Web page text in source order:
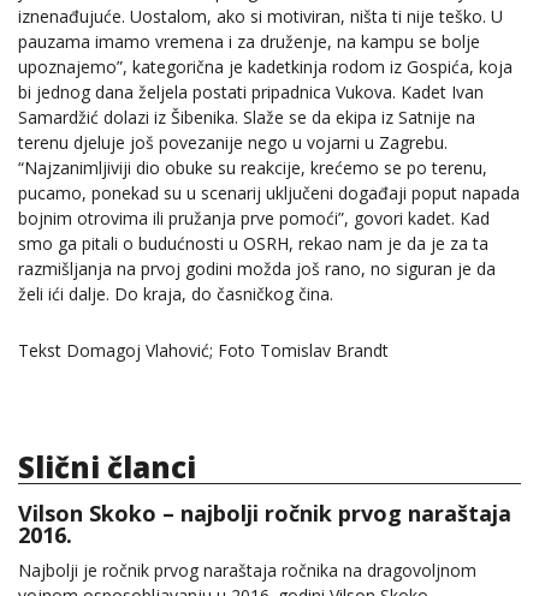
iznenađujuće. Uostalom, ako si motiviran, ništa ti nije teško. U
pauzama imamo vremena i za druženje, na kampu se bolje
upoznajemo”, kategorična je kadetkinja rodom iz Gospića, koja
bi jednog dana željela postati pripadnica Vukova. Kadet Ivan
Samardžić dolazi iz Šibenika. Slaže se da ekipa iz Satnije na
terenu djeluje još povezanije nego u vojarni u Zagrebu.
“Najzanimljiviji dio obuke su reakcije, krećemo se po terenu,
pucamo, ponekad su u scenarij uključeni događaji poput napada
bojnim otrovima ili pružanja prve pomoći”, govori kadet. Kad
smo ga pitali o budućnosti u OSRH, rekao nam je da je za ta
razmišljanja na prvoj godini možda još rano, no siguran je da
želi ići dalje. Do kraja, do časničkog čina.
Tekst Domagoj Vlahović; Foto Tomislav Brandt
Slični članci
Vilson Skoko – najbolji ročnik prvog naraštaja
2016.
Najbolji je ročnik prvog naraštaja ročnika na dragovoljnom